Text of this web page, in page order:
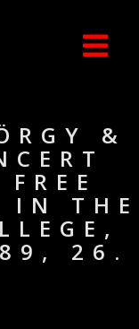
&
IN THE
26.